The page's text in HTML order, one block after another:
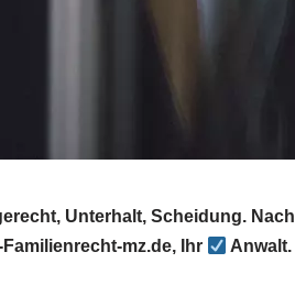
Unterhalt, Scheidung. Nach
mz.de, Ihr Anwalt.